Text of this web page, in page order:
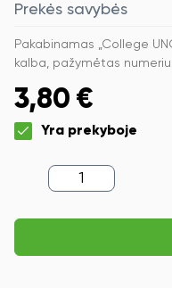
Prekės savybės
Pakabinamas „College
kalba, pažymėtas numeriu
3,80 €
Yra prekyboje
produkto
kiekis:
kalendorius
UNO,